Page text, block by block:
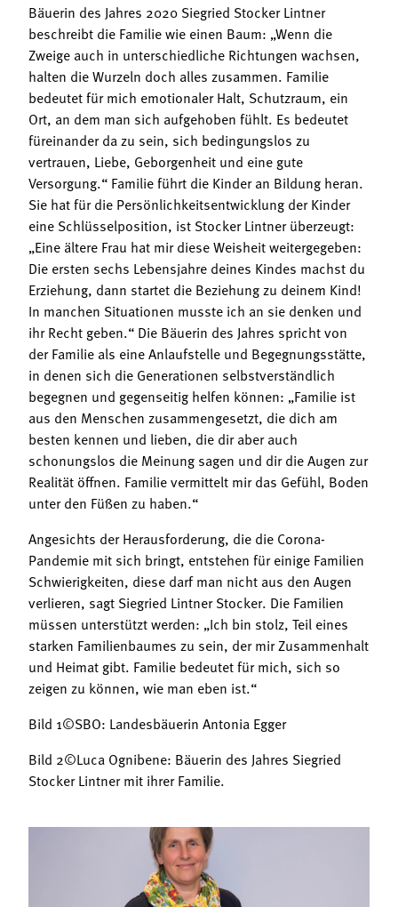
Bäuerin des Jahres 2020 Siegried Stocker Lintner
beschreibt die Familie wie einen Baum: „Wenn die
Zweige auch in unterschiedliche Richtungen wachsen,
halten die Wurzeln doch alles zusammen. Familie
bedeutet für mich emotionaler Halt, Schutzraum, ein
Ort, an dem man sich aufgehoben fühlt. Es bedeutet
füreinander da zu sein, sich bedingungslos zu
vertrauen, Liebe, Geborgenheit und eine gute
Versorgung.“ Familie führt die Kinder an Bildung heran.
Sie hat für die Persönlichkeitsentwicklung der Kinder
eine Schlüsselposition, ist Stocker Lintner überzeugt:
„Eine ältere Frau hat mir diese Weisheit weitergegeben:
Die ersten sechs Lebensjahre deines Kindes machst du
Erziehung, dann startet die Beziehung zu deinem Kind!
In manchen Situationen musste ich an sie denken und
ihr Recht geben.“ Die Bäuerin des Jahres spricht von
der Familie als eine Anlaufstelle und Begegnungsstätte,
in denen sich die Generationen selbstverständlich
begegnen und gegenseitig helfen können: „Familie ist
aus den Menschen zusammengesetzt, die dich am
besten kennen und lieben, die dir aber auch
schonungslos die Meinung sagen und dir die Augen zur
Realität öffnen. Familie vermittelt mir das Gefühl, Boden
unter den Füßen zu haben.“
Angesichts der Herausforderung, die die Corona-
Pandemie mit sich bringt, entstehen für einige Familien
Schwierigkeiten, diese darf man nicht aus den Augen
verlieren, sagt Siegried Lintner Stocker. Die Familien
müssen unterstützt werden: „Ich bin stolz, Teil eines
starken Familienbaumes zu sein, der mir Zusammenhalt
und Heimat gibt. Familie bedeutet für mich, sich so
zeigen zu können, wie man eben ist.“
Bild 1©SBO: Landesbäuerin Antonia Egger
Bild 2©Luca Ognibene: Bäuerin des Jahres Siegried
Stocker Lintner mit ihrer Familie.